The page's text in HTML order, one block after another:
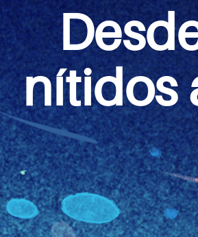
nítidos